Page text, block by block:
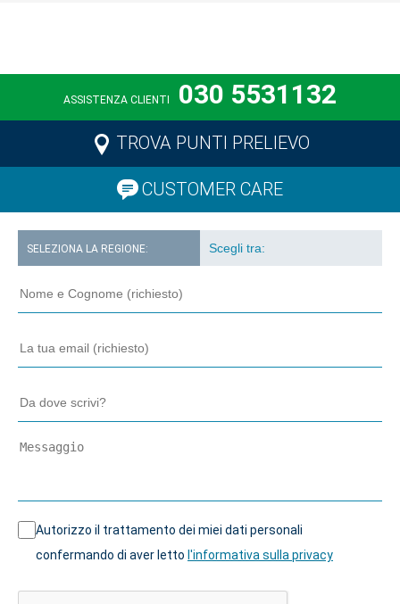
ASSISTENZA CLIENTI 030 5531132
TROVA PUNTI PRELIEVO
CUSTOMER CARE
SELEZIONA LA REGIONE:
Autorizzo il trattamento dei miei dati personali
confermando di aver letto l'informativa sulla privacy